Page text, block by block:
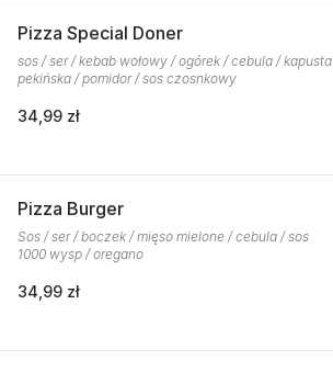
Pizza Special Doner
sos / ser / kebab wołowy / ogórek / cebula / kapusta
pekińska / pomidor / sos czosnkowy
34,99 zł
Pizza Burger
Sos / ser / boczek / mięso mielone / cebula / sos
1000 wysp / oregano
34,99 zł